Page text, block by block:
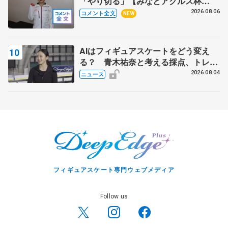
SP】
コメント全文 NEW 2026.08.06
AIはフィギュアスケートをどう変え
る？ 青木祐奈と考える採点、トレー
ニングの未来
ニュース 2026.08.04
フィギュアスケート専門ウェブメディア
Follow us